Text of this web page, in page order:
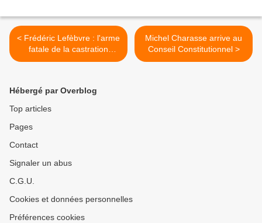
< Frédéric Lefèbvre : l'arme
fatale de la castration
chimique
Michel Charasse arrive au
Conseil Constitutionnel >
Hébergé par Overblog
Top articles
Pages
Contact
Signaler un abus
C.G.U.
Cookies et données personnelles
Préférences cookies